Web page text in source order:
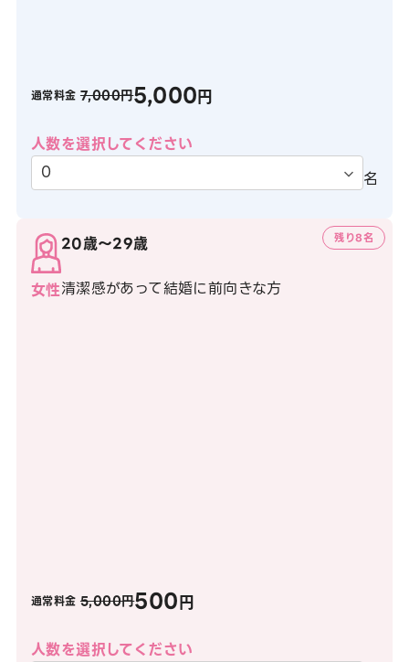
通常料金 7,000円5,000円
人数を選択してください
名
女性
20歳〜29歳
清潔感があって結婚に前向きな方
残り8名
通常料金 5,000円500円
人数を選択してください